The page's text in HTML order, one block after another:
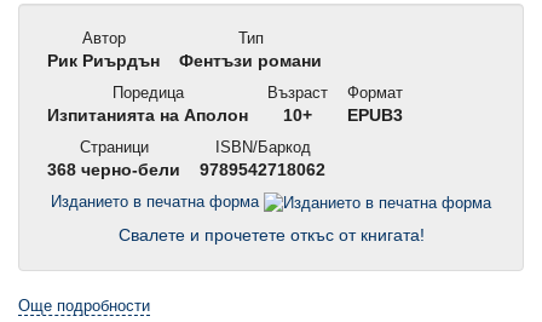
Автор
Рик Риърдън
Тип
Фентъзи романи
Поредица
Изпитанията на Аполон
Възраст
10+
Формат
EPUB3
Страници
368 черно-бели
ISBN/Баркод
9789542718062
Изданието в печатна форма
Свалете и прочетете откъс от книгата!
Още подробности